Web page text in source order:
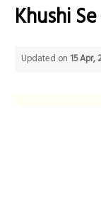
Khushi
Updated on 15 Apr,